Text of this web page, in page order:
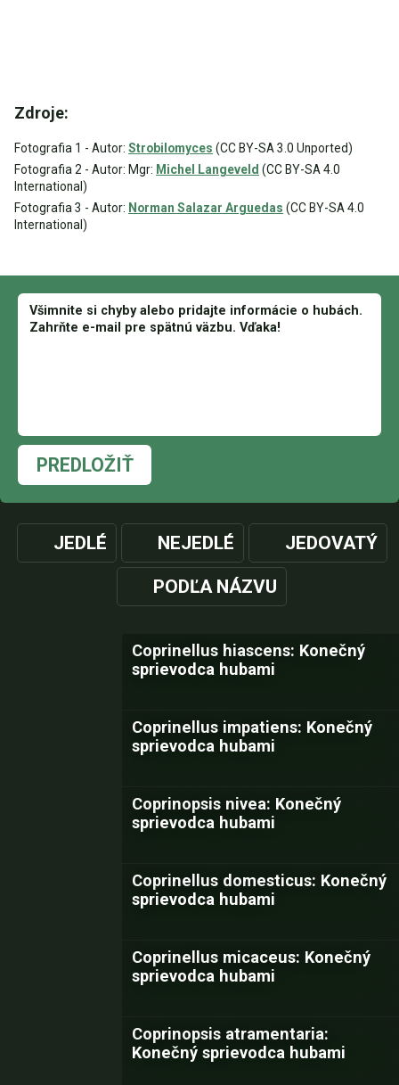
Zdroje:
Fotografia 1 - Autor: Strobilomyces (CC BY-SA 3.0 Unported)
Fotografia 2 - Autor: Mgr: Michel Langeveld (CC BY-SA 4.0
International)
Fotografia 3 - Autor: Norman Salazar Arguedas (CC BY-SA 4.0
International)
PREDLOŽIŤ
JEDLÉ NEJEDLÉ JEDOVATÝ
PODĽA NÁZVU
Coprinellus hiascens: Konečný
sprievodca hubami
Coprinellus impatiens: Konečný
sprievodca hubami
Coprinopsis nivea: Konečný
sprievodca hubami
Coprinellus domesticus: Konečný
sprievodca hubami
Coprinellus micaceus: Konečný
sprievodca hubami
Coprinopsis atramentaria:
Konečný sprievodca hubami